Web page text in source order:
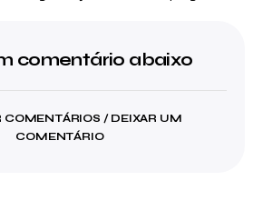
comentário abaixo
COMENTÁRIOS / DEIXAR UM
COMENTÁRIO